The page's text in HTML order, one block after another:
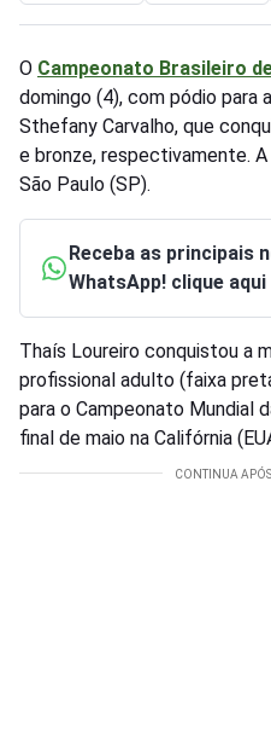
O Campeonato Brasileiro
domingo (4), com pódio para
Sthefany Carvalho, que
e bronze, respectivamente.
São Paulo (SP).
Receba as principais
WhatsApp! clique aqui
Thaís Loureiro conquistou a
profissional adulto (faixa
para o Campeonato Mundial
final de maio na Califórnia